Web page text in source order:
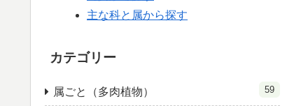
主な科と属から探す
カテゴリー
属ごと（多肉植物） 59